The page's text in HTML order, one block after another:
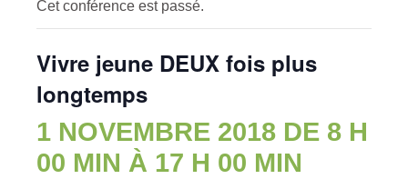
Cet conférence est passé.
Vivre jeune DEUX fois plus
longtemps
1 NOVEMBRE 2018 DE 8 H
00 MIN À 17 H 00 MIN